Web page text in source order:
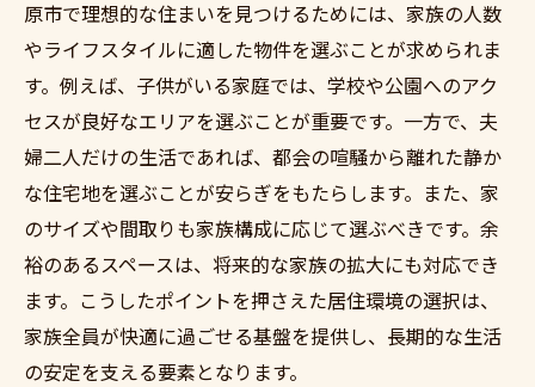
原市で理想的な住まいを見つけるためには、家族の人数
やライフスタイルに適した物件を選ぶことが求められま
す。例えば、子供がいる家庭では、学校や公園へのアク
セスが良好なエリアを選ぶことが重要です。一方で、夫
婦二人だけの生活であれば、都会の喧騒から離れた静か
な住宅地を選ぶことが安らぎをもたらします。また、家
のサイズや間取りも家族構成に応じて選ぶべきです。余
裕のあるスペースは、将来的な家族の拡大にも対応でき
ます。こうしたポイントを押さえた居住環境の選択は、
家族全員が快適に過ごせる基盤を提供し、長期的な生活
の安定を支える要素となります。